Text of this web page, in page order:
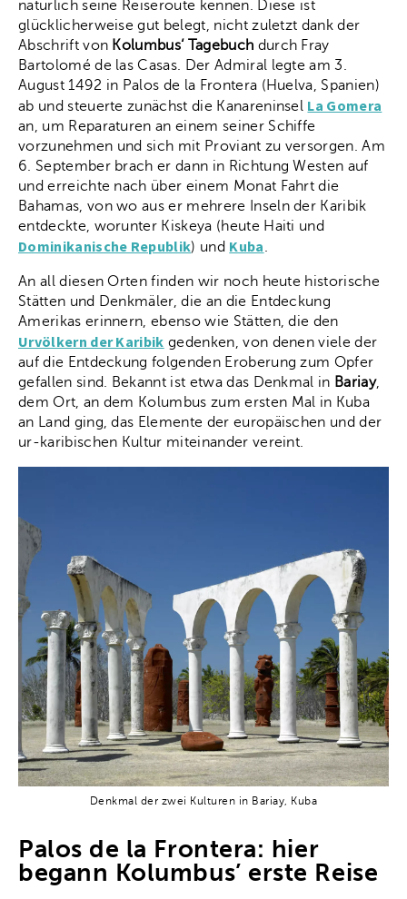
natürlich seine Reiseroute kennen. Diese ist
glücklicherweise gut belegt, nicht zuletzt dank der
Abschrift von Kolumbus‘ Tagebuch durch Fray
Bartolomé de las Casas. Der Admiral legte am 3.
August 1492 in Palos de la Frontera (Huelva, Spanien)
ab und steuerte zunächst die Kanareninsel La Gomera
an, um Reparaturen an einem seiner Schiffe
vorzunehmen und sich mit Proviant zu versorgen. Am
6. September brach er dann in Richtung Westen auf
und erreichte nach über einem Monat Fahrt die
Bahamas, von wo aus er mehrere Inseln der Karibik
entdeckte, worunter Kiskeya (heute Haiti und
Dominikanische Republik) und Kuba.
An all diesen Orten finden wir noch heute historische
Stätten und Denkmäler, die an die Entdeckung
Amerikas erinnern, ebenso wie Stätten, die den
Urvölkern der Karibik gedenken, von denen viele der
auf die Entdeckung folgenden Eroberung zum Opfer
gefallen sind. Bekannt ist etwa das Denkmal in Bariay,
dem Ort, an dem Kolumbus zum ersten Mal in Kuba
an Land ging, das Elemente der europäischen und der
ur-karibischen Kultur miteinander vereint.
Denkmal der zwei Kulturen in Bariay, Kuba
Palos de la Frontera: hier
begann Kolumbus’ erste Reise